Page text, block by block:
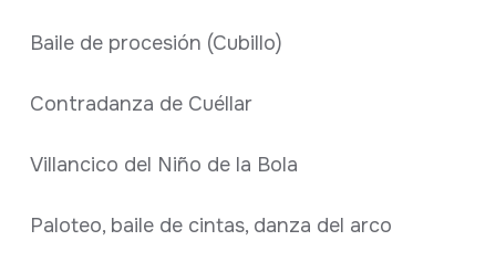
Baile de procesión (Cubillo)
Contradanza de Cuéllar
Villancico del Niño de la Bola
Paloteo, baile de cintas, danza del arco